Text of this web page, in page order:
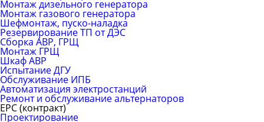
Монтаж дизельного генератора
Монтаж газового генератора
Шефмонтаж, пуско-наладка
Резервирование ТП от ДЭС
Сборка АВР, ГРЩ
Монтаж ГРЩ
Шкаф АВР
Испытание ДГУ
Обслуживание ИПБ
Автоматизация электростанций
Ремонт и обслуживание альтернаторов
ЕРС (контракт)
Проектирование